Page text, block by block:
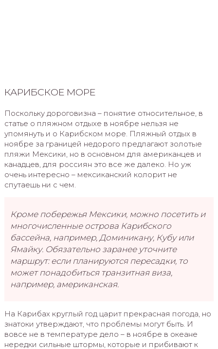
КАРИБСКОЕ МОРЕ
Поскольку дороговизна – понятие относительное, в
статье о пляжном отдыхе в ноябре нельзя не
упомянуть и о Карибском море. Пляжный отдых в
ноябре за границей недорого предлагают золотые
пляжи Мексики, но в основном для американцев и
канадцев, для россиян это все же далеко. Но уж
очень интересно – мексиканский колорит не
спутаешь ни с чем.
Кроме побережья Мексики, можно посетить и
многочисленные острова Карибского
бассейна, например, Доминикану, Кубу или
Ямайку. Обязательно заранее уточните
маршрут: если планируются пересадки, то
может понадобиться транзитная виза,
например, американская.
На Карибах круглый год царит прекрасная погода, но
знатоки утверждают, что проблемы могут быть. И
вовсе не в температуре дело – в ноябре в океане
нередки сильные штормы, которые и прибивают к